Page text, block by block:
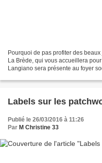
Pourquoi de pas profiter des
La Brède, qui vous accueillera
Langiano sera présente au foyer
Labels sur les
Publié le 26/03/2016 à 11:26
Par M Christine 33